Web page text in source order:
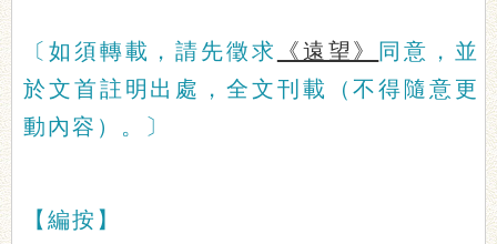
〔如須轉載，請先徵求 《遠望》
同意，並
於文首註明出處，全文刊載（不得隨意更
動內容）。〕
【編按】